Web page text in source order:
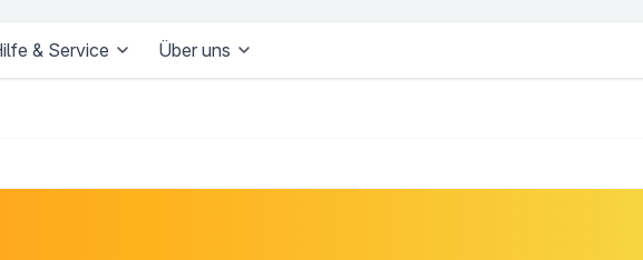
& Service Über uns